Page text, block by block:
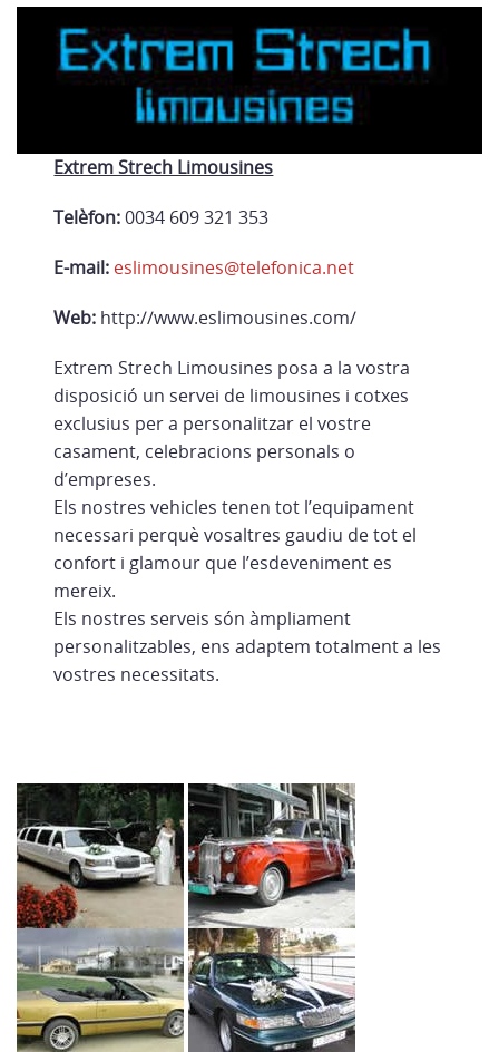
Extrem Strech Limousines
Telèfon:0034 609 321 353
E-mail: eslimousines@telefonica.net
Web: http://www.eslimousines.com/
Extrem Strech Limousines posa a la vostra
disposició un servei de limousines i cotxes
exclusius per a personalitzar el vostre
casament, celebracions personals o
d’empreses.
Els nostres vehicles tenen tot l’equipament
necessari perquè vosaltres gaudiu de tot el
confort i glamour que l’esdeveniment es
mereix.
Els nostres serveis són àmpliament
personalitzables, ens adaptem totalment a les
vostres necessitats.